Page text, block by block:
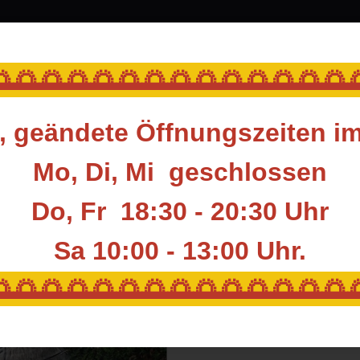
geändete Öffnungszeiten
Mo, Di, Mi geschlossen
Do, Fr 18:30 - 20:30 Uhr
Sa 10:00 - 13:00 Uhr.
NF 3D TARGET
Artikelnummer:NF-PWF39
Hersteller: Natur Foam